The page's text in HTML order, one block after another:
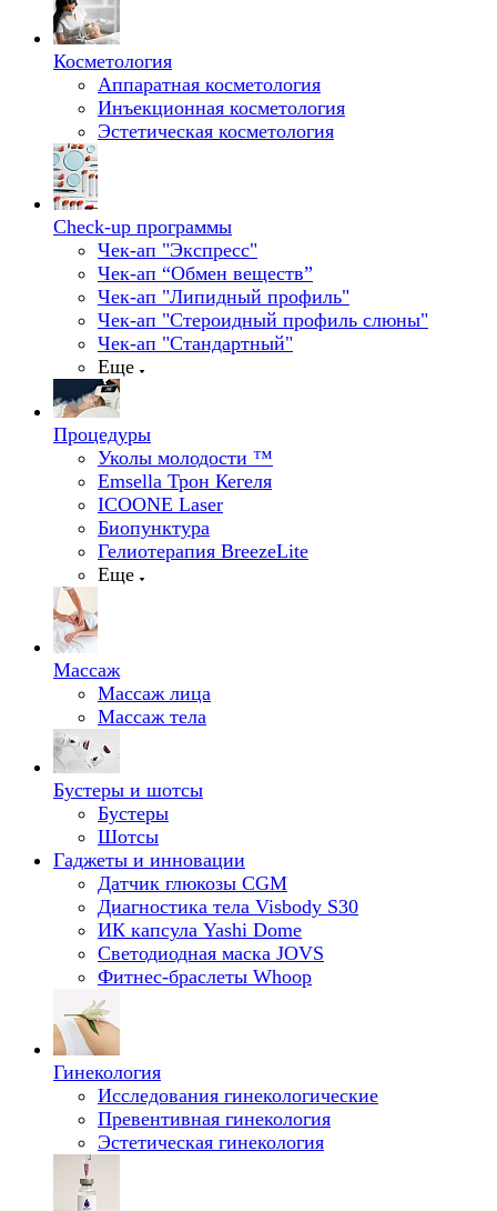
Косметология
Аппаратная косметология
Инъекционная косметология
Эстетическая косметология
Check-up программы
Чек-ап "Экспресс"
Чек-ап “Обмен веществ”
Чек-ап "Липидный профиль"
Чек-ап "Стероидный профиль слюны"
Чек-ап "Стандартный"
Еще
Процедуры
Уколы молодости ™
Emsella Трон Кегеля
ICOONE Laser
Биопунктура
Гелиотерапия BreezeLite
Еще
Массаж
Массаж лица
Массаж тела
Бустеры и шотсы
Бустеры
Шотсы
Гаджеты и инновации
Датчик глюкозы CGM
Диагностика тела Visbody S30
ИК капсула Yashi Dome
Светодиодная маска JOVS
Фитнес-браслеты Whoop
Гинекология
Исследования гинекологические
Превентивная гинекология
Эстетическая гинекология